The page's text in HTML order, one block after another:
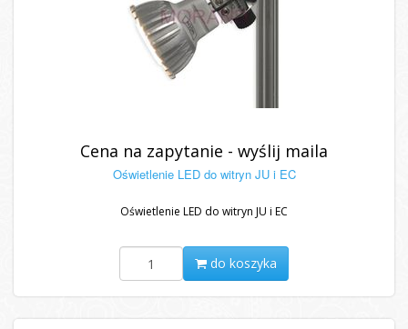
Cena na zapytanie - wyślij maila
Oświetlenie LED do witryn JU i EC
Oświetlenie LED do witryn JU i EC
do koszyka